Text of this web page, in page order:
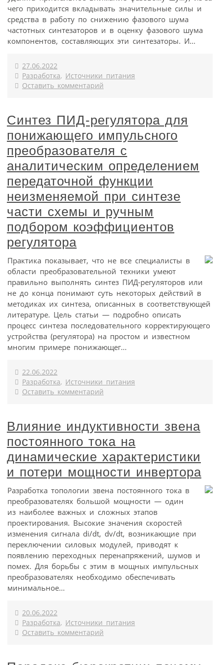
чего приходится вкладывать значительные силы и
средства в работу по снижению фазового шума
частотных синтезаторов и в оценку фазового шума
компонентов, составляющих эти синтезаторы. И...
27.06.2022
Разработка, Источники питания
Оставить комментарий
Синтез ПИД-регулятора для
понижающего импульсного
преобразователя с
аналитическим определением
передаточной функции
неизменяемой при синтезе
части схемы и ручным
подбором коэффициентов
регулятора
Практика показывает, что не все специалисты в
области преобразовательной техники умеют
правильно выполнять синтез ПИД-регуляторов или
не до конца понимают суть некоторых действий в
методиках их синтеза, описанных в соответствующей
литературе. Цель статьи — подробно описать
процесс синтеза последовательного корректирующего
устройства (регулятора) на простом и известном
многим примере понижающег...
22.06.2022
Разработка, Источники питания
Оставить комментарий
Влияние индуктивности звена
постоянного тока на
динамические характеристики
и потери мощности инвертора
Разработка топологии звена постоянного тока в
преобразователях большой мощности — один
из наиболее важных и сложных этапов
проектирования. Высокие значения скоростей
изменения сигнала di/dt, dv/dt, возникающие при
переключении силовых модулей, приводят к
появлению переходных перенапряжений, шумов и
помех. Для борьбы с этим в мощных импульсных
преобразователях необходимо обеспечивать
минимальное...
20.06.2022
Разработка, Источники питания
Оставить комментарий